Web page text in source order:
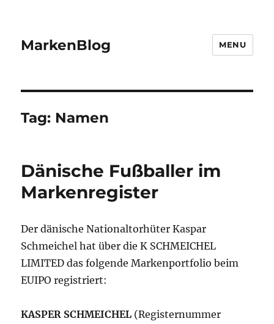
MarkenBlog MENU
Tag: Namen
Dänische Fußballer im
Markenregister
Der dänische Nationaltorhüter Kaspar
Schmeichel hat über die K SCHMEICHEL
LIMITED das folgende Markenportfolio beim
EUIPO registriert:
KASPER SCHMEICHEL (Registernummer